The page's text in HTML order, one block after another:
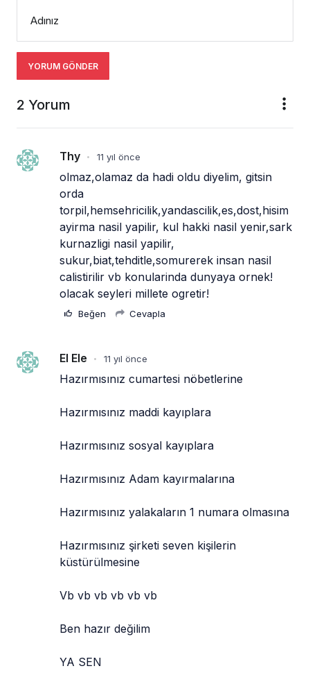
Adınız
YORUM GÖNDER
2 Yorum
Thy • 11 yıl önce
olmaz,olamaz da hadi oldu diyelim, gitsin
orda
torpil,hemsehricilik,yandascilik,es,dost,hisim
ayirma nasil yapilir, kul hakki nasil yenir,sark
kurnazligi nasil yapilir,
sukur,biat,tehditle,somurerek insan nasil
calistirilir vb konularinda dunyaya ornek!
olacak seyleri millete ogretir!
Beğen Cevapla
El Ele • 11 yıl önce
Hazırmısınız cumartesi nöbetlerine
Hazırmısınız maddi kayıplara
Hazırmısınız sosyal kayıplara
Hazırmısınız Adam kayırmalarına
Hazırmısınız yalakaların 1 numara olmasına
Hazırmısınız şirketi seven kişilerin
küstürülmesine
Vb vb vb vb vb vb
Ben hazır değilim
YA SEN